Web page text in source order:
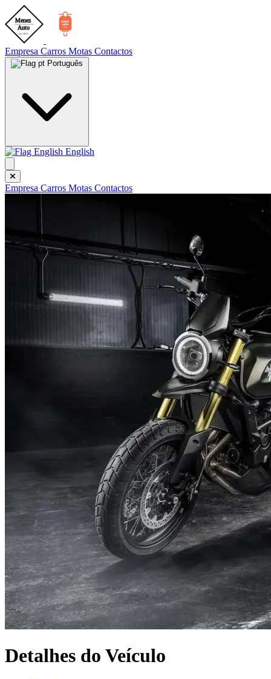
Empresa Carros Motas Contactos
Português
English
Empresa Carros Motas Contactos
Detalhes do Veículo